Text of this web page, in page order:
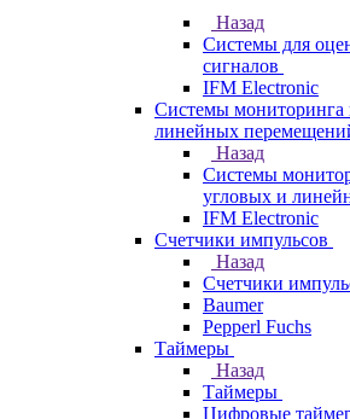
Назад
Системы для
сигналов
IFM Electronic
Системы мониторинга
линейных
Назад
Системы
угловых и
IFM Electronic
Счетчики импульсов
Назад
Счетчики
Baumer
Pepperl Fuchs
Таймеры
Назад
Таймеры
Цифровые